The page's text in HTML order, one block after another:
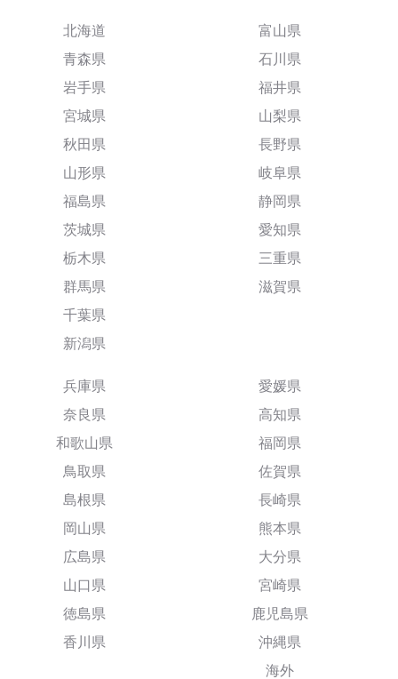
北海道
青森県
岩手県
宮城県
秋田県
山形県
福島県
茨城県
栃木県
群馬県
千葉県
新潟県
富山県
石川県
福井県
山梨県
長野県
岐阜県
静岡県
愛知県
三重県
滋賀県
兵庫県
奈良県
和歌山県
鳥取県
島根県
岡山県
広島県
山口県
徳島県
香川県
愛媛県
高知県
福岡県
佐賀県
長崎県
熊本県
大分県
宮崎県
鹿児島県
沖縄県
海外